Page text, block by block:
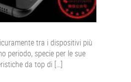
tra i dispositivi più
periodo, specie per le sue
da top di […]